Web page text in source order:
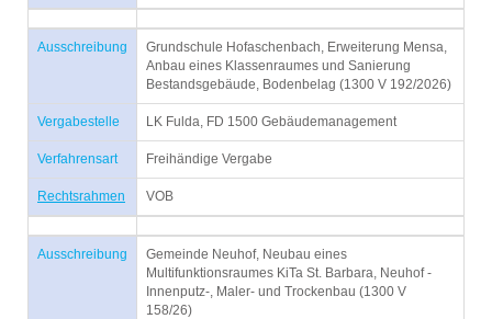
Ausschreibung
Grundschule Hofaschenbach, Erweiterung Mensa,
Anbau eines Klassenraumes und Sanierung
Bestandsgebäude, Bodenbelag (1300 V 192/2026)
Vergabestelle LK Fulda, FD 1500 Gebäudemanagement
Verfahrensart Freihändige Vergabe
Rechtsrahmen VOB
Ausschreibung
Gemeinde Neuhof, Neubau eines
Multifunktionsraumes KiTa St. Barbara, Neuhof -
Innenputz-, Maler- und Trockenbau (1300 V
158/26)